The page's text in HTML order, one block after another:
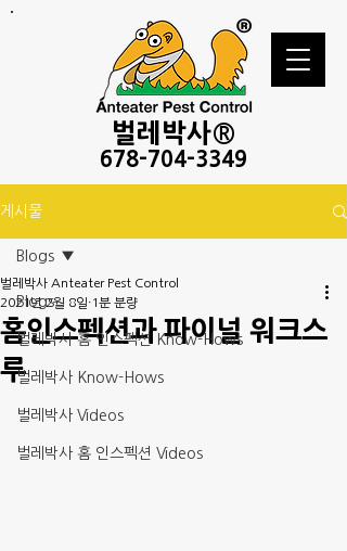
벌레 박사®
678-704-3349
게시물
Blogs
벌레박사 홈 인스펙션 Know-Hows
벌레박사 Know-Hows
벌레박사 Videos
벌레박사 홈 인스펙션 Videos
Blogs
홈인스펙션과 파이널 워크스
루
벌레박사 Anteater Pest Control
2021년 2월 8일 1분 분량